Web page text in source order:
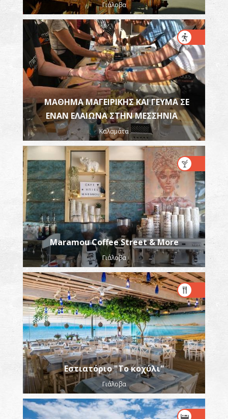
Γιάλοβα
ΜΑΘΗΜΑ ΜΑΓΕΙΡΙΚΗΣ KAI ΓΕΥΜΑ ΣΕ
ΕΝΑΝ ΕΛΑΙΩΝΑ ΣΤΗΝ ΜΕΣΣΗΝΙΑ
Καλαμάτα
Maramou Coffee Street & More
Γιάλοβα
Εστιατόριο "Το κοχύλι"
Γιάλοβα